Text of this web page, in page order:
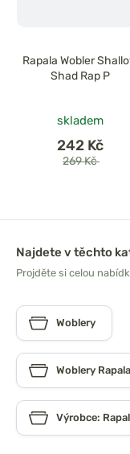
Rapala Wobler
Shad Rap P
skladem
242 Kč
269 Kč
Najdete v těchto
Projděte si celou
Woblery
Woblery Rapala
Výrobce: